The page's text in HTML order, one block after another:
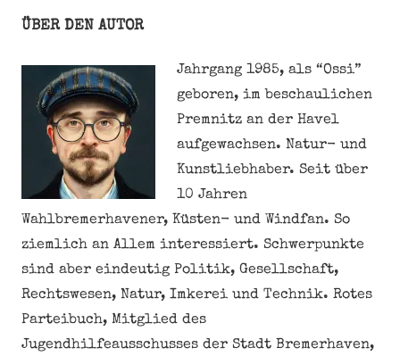
ÜBER DEN AUTOR
Jahrgang 1985, als “Ossi”
geboren, im beschaulichen
Premnitz an der Havel
aufgewachsen. Natur- und
Kunstliebhaber. Seit über
10 Jahren
Wahlbremerhavener, Küsten- und Windfan. So
ziemlich an Allem interessiert. Schwerpunkte
sind aber eindeutig Politik, Gesellschaft,
Rechtswesen, Natur, Imkerei und Technik. Rotes
Parteibuch, Mitglied des
Jugendhilfeausschusses der Stadt Bremerhaven,